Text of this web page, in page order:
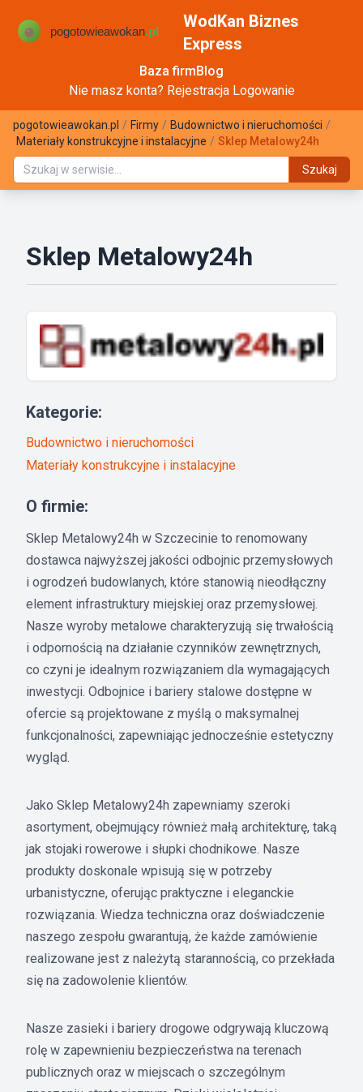
WodKan Biznes
Express
Baza firmBlog
Nie masz konta? Rejestracja Logowanie
pogotowieawokan.pl / Firmy / Budownictwo i nieruchomości /
Materiały konstrukcyjne i instalacyjne / Sklep Metalowy24h
Szukaj
Sklep Metalowy24h
Kategorie:
Budownictwo i nieruchomości
Materiały konstrukcyjne i instalacyjne
O firmie:
Sklep Metalowy24h w Szczecinie to renomowany
dostawca najwyższej jakości odbojnic przemysłowych
i ogrodzeń budowlanych, które stanowią nieodłączny
element infrastruktury miejskiej oraz przemysłowej.
Nasze wyroby metalowe charakteryzują się trwałością
i odpornością na działanie czynników zewnętrznych,
co czyni je idealnym rozwiązaniem dla wymagających
inwestycji. Odbojnice i bariery stalowe dostępne w
ofercie są projektowane z myślą o maksymalnej
funkcjonalności, zapewniając jednocześnie estetyczny
wygląd.
Jako Sklep Metalowy24h zapewniamy szeroki
asortyment, obejmujący również małą architekturę, taką
jak stojaki rowerowe i słupki chodnikowe. Nasze
produkty doskonale wpisują się w potrzeby
urbanistyczne, oferując praktyczne i eleganckie
rozwiązania. Wiedza techniczna oraz doświadczenie
naszego zespołu gwarantują, że każde zamówienie
realizowane jest z należytą starannością, co przekłada
się na zadowolenie klientów.
Nasze zasieki i bariery drogowe odgrywają kluczową
rolę w zapewnieniu bezpieczeństwa na terenach
publicznych oraz w miejscach o szczególnym